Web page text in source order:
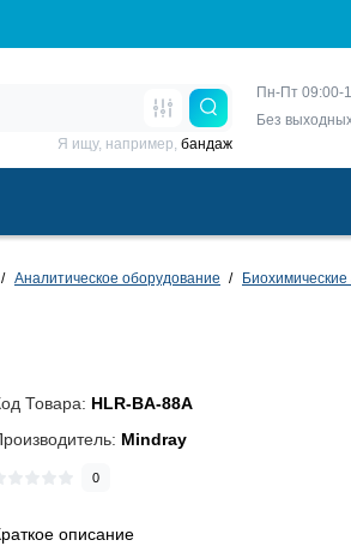
Пн-Пт 09:00-
Без
Я ищу, например, бандаж
Аналитическое оборудование
Товара: HLR-BA-88A
Mindray
0
описание